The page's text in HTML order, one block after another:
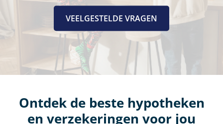
VEELGESTELDE VRAGEN
Ontdek de beste hypotheken
en verzekeringen voor jou